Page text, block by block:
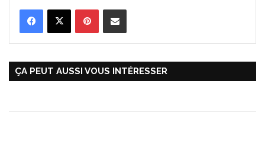
ÇA PEUT AUSSI VOUS INTÉRESSER